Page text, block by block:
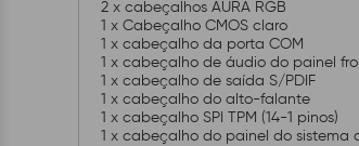
2 x cabeçalhos AURA RGB
1 x Cabeçalho CMOS claro
1 x cabeçalho da porta COM
1 x cabeçalho de áudio do painel
1 x cabeçalho de saída S/PDIF
1 x cabeçalho do alto-falante
1 x cabeçalho SPI TPM (14-1 pinos)
1 x cabeçalho do painel do sistema